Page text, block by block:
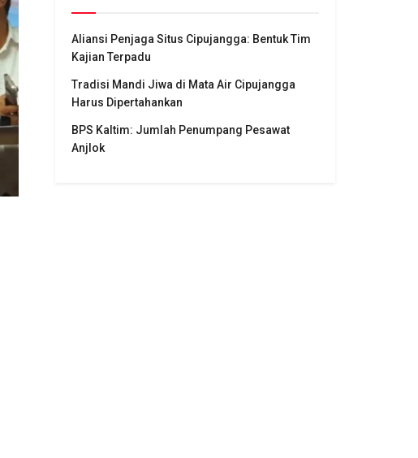
Aliansi Penjaga Situs Cipujangga: Bentuk Tim
Kajian Terpadu
Tradisi Mandi Jiwa di Mata Air Cipujangga
Harus Dipertahankan
BPS Kaltim: Jumlah Penumpang Pesawat
Anjlok